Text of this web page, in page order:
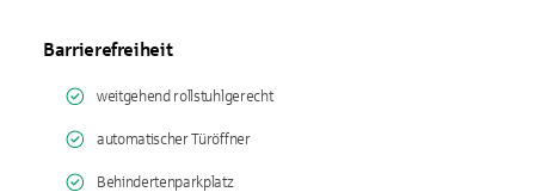
Barrierefreiheit
weitgehend rollstuhlgerecht
automatischer Türöffner
Behindertenparkplatz